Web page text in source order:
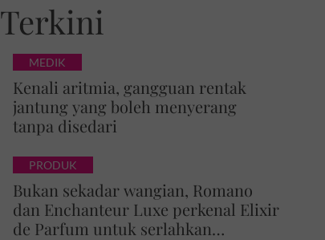
Terkini
MEDIK
Kenali aritmia, gangguan rentak
jantung yang boleh menyerang
tanpa disedari
PRODUK
Bukan sekadar wangian, Romano
dan Enchanteur Luxe perkenal Elixir
de Parfum untuk serlahkan